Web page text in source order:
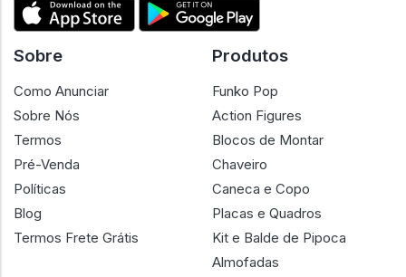
Sobre
Como Anunciar
Sobre Nós
Termos
Pré-Venda
Políticas
Blog
Termos Frete Grátis
Produtos
Funko Pop
Action Figures
Blocos de Montar
Chaveiro
Caneca e Copo
Placas e Quadros
Kit e Balde de Pipoca
Almofadas